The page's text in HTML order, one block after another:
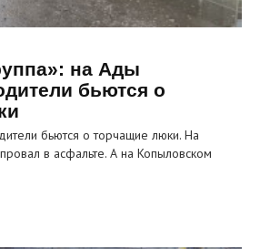
на Ады
бьются о
бьются о торчащие люки. На
в асфальте. А на Копыловском